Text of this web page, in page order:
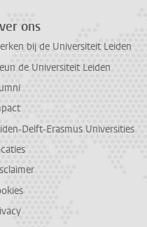
ons
bij de Universiteit Leiden
de Universiteit Leiden
Delft-Erasmus Universities